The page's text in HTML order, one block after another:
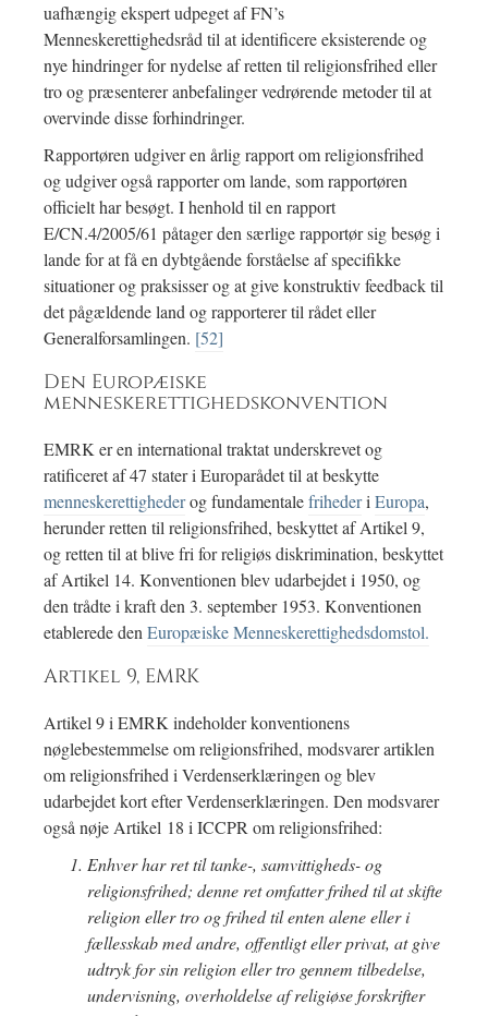
uafhængig ekspert udpeget af FN’s
Menneskerettighedsråd til at identificere eksisterende og
nye hindringer for nydelse af retten til religionsfrihed eller
tro og præsenterer anbefalinger vedrørende metoder til at
overvinde disse forhindringer.
Rapportøren udgiver en årlig rapport om religionsfrihed
og udgiver også rapporter om lande, som rapportøren
officielt har besøgt. I henhold til en rapport
E/CN.4/2005/61 påtager den særlige rapportør sig besøg i
lande for at få en dybtgående forståelse af specifikke
situationer og praksisser og at give konstruktiv feedback til
det pågældende land og rapporterer til rådet eller
Generalforsamlingen. [52]
Den Europæiske
menneskerettighedskonvention
EMRK er en international traktat underskrevet og
ratificeret af 47 stater i Europarådet til at beskytte
menneskerettighederog fundamentalefrihederi Europa,
herunder retten til religionsfrihed, beskyttet af Artikel 9,
og retten til at blive fri for religiøs diskrimination, beskyttet
af Artikel 14. Konventionen blev udarbejdet i 1950, og
den trådte i kraft den 3. september 1953. Konventionen
etablerede den Europæiske Menneskerettighedsdomstol.
Artikel 9, EMRK
Artikel 9 i EMRK indeholder konventionens
nøglebestemmelse om religionsfrihed, modsvarer artiklen
om religionsfrihed i Verdenserklæringen og blev
udarbejdet kort efter Verdenserklæringen. Den modsvarer
også nøje Artikel 18 i ICCPR om religionsfrihed:
Enhver har ret til tanke-, samvittigheds- og
religionsfrihed; denne ret omfatter frihed til at skifte
religion eller tro og frihed til enten alene eller i
fællesskab med andre, offentligt eller privat, at give
udtryk for sin religion eller tro gennem tilbedelse,
undervisning, overholdelse af religiøse forskrifter